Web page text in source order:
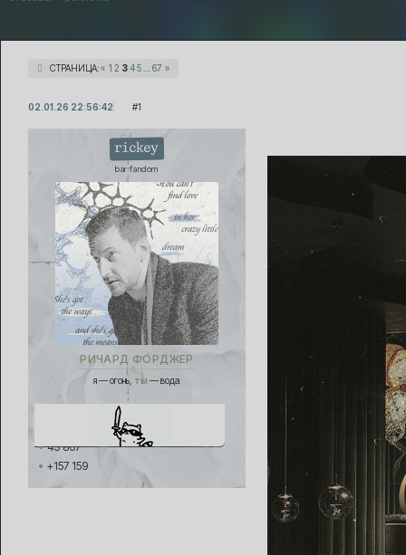
СТРАНИЦА:« 1 2 345 67 »
1
02.01.26 22:56:42
rickey
bar fandom
РИЧАРД ФОРДЖЕР
я — огонь, ты — вода
43 807
+157 159